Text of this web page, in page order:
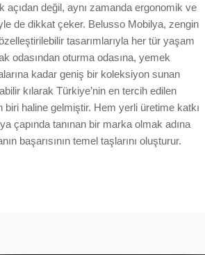
açıdan değil, aynı zamanda ergonomik ve
de dikkat çeker. Belusso Mobilya, zengin
tasarımlarıyla her tür yaşam
odasından oturma odasına, yemek
kadar geniş bir koleksiyon sunan
kılarak Türkiye’nin en tercih edilen
biri haline gelmiştir. Hem yerli üretime katkı
çapında tanınan bir marka olmak adına
başarısının temel taşlarını oluşturur.